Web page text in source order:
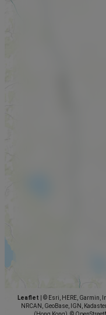
Leaflet
© Esri, HERE, Garmin,
NRCAN, GeoBase, IGN,